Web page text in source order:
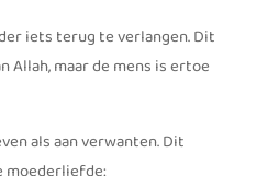
iets terug te verlangen. Dit
Allah, maar de mens is ertoe
als aan verwanten. Dit